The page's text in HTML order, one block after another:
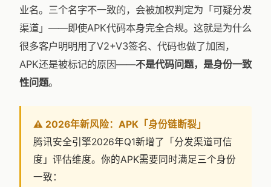
业名。三个名字不一致的，会被加权判定为「可疑分发
渠道」——即使APK代码本身完全合规。这就是为什么
很多客户明明用了V2+V3签名、代码也做了加固，
APK还是被标记的原因——不是代码问题，是身份一致
性问题。
⚠️ 2026年新风险：APK「身份链断裂」
腾讯安全引擎2026年Q1新增了「分发渠道可信
度」评估维度。你的APK需要同时满足三个身份
一致：